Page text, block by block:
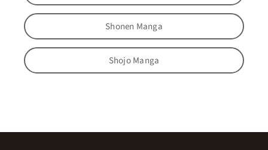
Shonen Manga
Shojo Manga